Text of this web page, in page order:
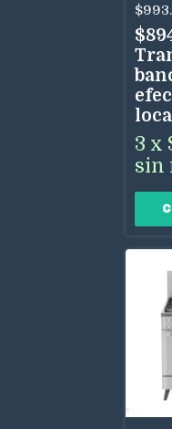
Inox
3 x
sin